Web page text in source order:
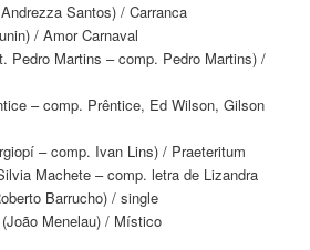
Santos) / Carranca
/ Amor Carnaval
Pedro Martins – comp. Pedro Martins) /
– comp. Prêntice, Ed Wilson, Gilson
– comp. Ivan Lins) / Praeteritum
Machete – comp. letra de Lizandra
Barrucho) / single
Menelau) / Místico